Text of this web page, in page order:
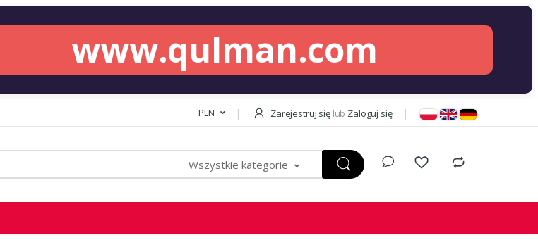
www.qulman.com
PLN Zarejestruj się lub Zaloguj się
Wszystkie kategorie